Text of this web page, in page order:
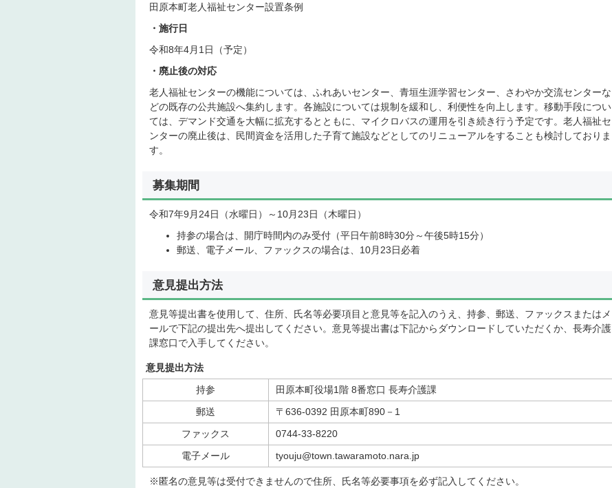
田原本町老人福祉センター設置条例
・施行日
令和8年4月1日（予定）
・廃止後の対応
老人福祉センターの機能については、ふれあいセンター、青垣生涯学習センター、さわやか交流センターな
どの既存の公共施設へ集約します。各施設については規制を緩和し、利便性を向上します。移動手段につい
ては、デマンド交通を大幅に拡充するとともに、マイクロバスの運用を引き続き行う予定です。老人福祉セ
ンターの廃止後は、民間資金を活用した子育て施設などとしてのリニューアルをすることも検討しておりま
す。
募集期間
令和7年9月24日（水曜日）～10月23日（木曜日）
持参の場合は、開庁時間内のみ受付（平日午前8時30分～午後5時15分）
郵送、電子メール、ファックスの場合は、10月23日必着
意見提出方法
意見等提出書を使用して、住所、氏名等必要項目と意見等を記入のうえ、持参、郵送、ファックスまたはメ
ールで下記の提出先へ提出してください。意見等提出書は下記からダウンロードしていただくか、長寿介護
課窓口で入手してください。
意見提出方法
持参
田原本町役場1階 8番窓口 長寿介護課
郵送
〒636-0392 田原本町890－1
ファックス
0744-33-8220
電子メール
tyouju@town.tawaramoto.nara.jp
※匿名の意見等は受付できませんので住所、氏名等必要事項を必ず記入してください。